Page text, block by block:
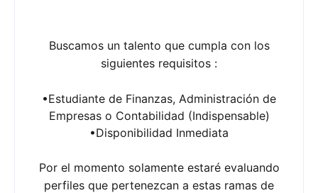
Buscamos un talento que cumpla con los
siguientes requisitos :
•Estudiante de Finanzas, Administración de
Empresas o Contabilidad (Indispensable)
•Disponibilidad Inmediata
Por el momento solamente estaré evaluando
perfiles que pertenezcan a estas ramas de